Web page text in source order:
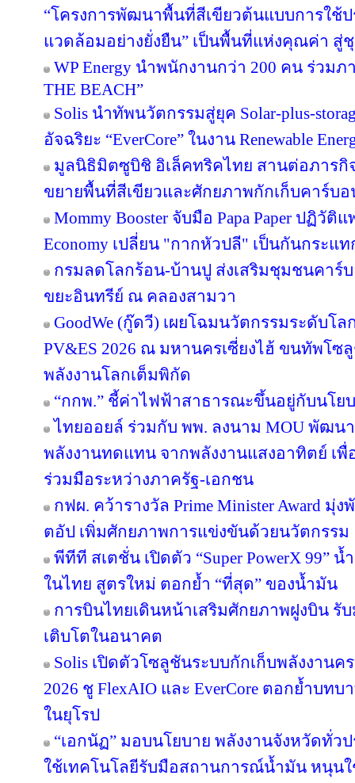
“โครงการพัฒนาพื้นที่สีเขียวต้นแบบการใช้
แวดล้อมอย่างยั่งยืน” เป็นพื้นที่แห่งคุณค่า สู่
WP Energy นำพนักงานกว่า 200 คน ร่วมภ
THE BEACH”
Solis นำทัพนวัตกรรมสู่ยุค Solar-plus-
อัจฉริยะ “EverCore” ในงาน Renewable
มูลนิธิมิตซูบิชิ อิเล็คทริคไทย สานต่อภาร
ขยายพื้นที่สีเขียวและศักยภาพกักเก็บคาร์บอ
Mommy Booster จับมือ Papa Paper ปฏิวัติ
Economy เปลี่ยน "กากหัวปลี" เป็นกันกระแ
กรมลดโลกร้อน-บ้านปู ส่งเสริมชุมชนคาร์
ขยะอินทรีย์ ณ คลองสามวา
GoodWe (กู๊ดวี) เผยโฉมนวัตกรรมระดับโล
PV&ES 2026 ณ มหานครเซี่ยงไฮ้ ขนทัพโ
พลังงานโลกเต็มพิกัด
“กกพ.” ชี้ค่าไฟฟ้าสาธารณะขึ้นอยู่กับนโย
ไทยออยล์ ร่วมกับ พพ. ลงนาม MOU พัฒนา
พลังงานทดแทน จากพลังงานแสงอาทิตย์ เพื่
ร่วมมือระหว่างภาครัฐ-เอกชน
กฟผ. คว้ารางวัล Prime Minister Award มุ่
ตอัป เพิ่มศักยภาพการแข่งขันด้วยนวัตกรรม
พีทีที สเตชั่น เปิดตัว “Super PowerX 99”
ในไทย สูตรใหม่ ตอกย้ำ “ที่สุด” ของน้ำมัน
การบินไทยเดินหน้าเสริมศักยภาพฝูงบิน รับ
เติบโตในอนาคต
Solis เปิดตัวโซลูชันระบบกักเก็บพลังงานคร
2026 ชู FlexAIO และ EverCore ตอกย้ำบท
ในยุโรป
“เอกนัฏ” มอบนโยบาย พลังงานจังหวัดทั่
ใช้เทคโนโลยีรับมือสถานการณ์น้ำมัน หนุนใ